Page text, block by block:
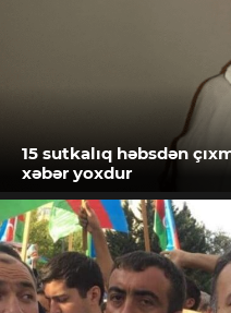
15 sutkalıq həbsdən
xəbər yoxdur